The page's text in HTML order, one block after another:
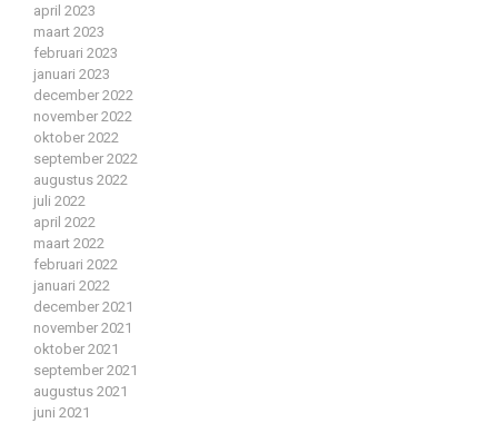
april 2023
maart 2023
februari 2023
januari 2023
december 2022
november 2022
oktober 2022
september 2022
augustus 2022
juli 2022
april 2022
maart 2022
februari 2022
januari 2022
december 2021
november 2021
oktober 2021
september 2021
augustus 2021
juni 2021